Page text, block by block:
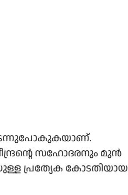
സഹോദരനും മുന്‍
പ്രത്യേക കോടതിയായ